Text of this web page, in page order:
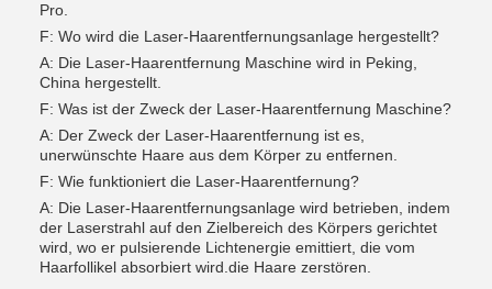
Pro
F: Wo wird die Laser-Haarentfernungsanlage hergestellt?
A: Die Laser-Haarentfernung Maschine wird in Peking,
China hergestellt.
F: Was ist der Zweck der Laser-Haarentfernung Maschine?
A: Der Zweck der Laser-Haarentfernung ist es,
unerwünschte Haare aus dem Körper zu entfernen.
F: Wie funktioniert die Laser-Haarentfernung?
A: Die Laser-Haarentfernungsanlage wird betrieben, indem
der Laserstrahl auf den Zielbereich des Körpers gerichtet
wird, wo er pulsierende Lichtenergie emittiert, die vom
Haarfollikel absorbiert wird.die Haare zerstören.